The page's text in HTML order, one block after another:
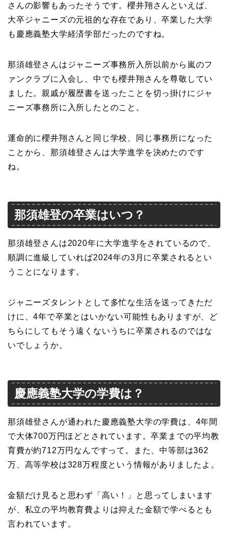
さんの影響もあったそうです。櫻井翔さんといえば、
大卒ジャニーズの元祖的な存在であり、卒業した大学
も慶應義塾大学経済学部だったのですね。
那須雄登さんはジャニーズ事務所入所以前から嵐のフ
ァンクラブに入会し、中でも櫻井翔さんを尊敬してい
ました。親戚が履歴書を送ったことを切っ掛けにジャ
ニーズ事務所に入所したとのこと。
運命的に櫻井翔さんと同じ学校、同じ事務所になった
ことから、那須雄登さんは大学進学を決めたのです
ね。
那須雄登の卒業はいつ？
那須雄登さんは2020年に大学進学をされているので、
順調に進級していれば2024年の3月に卒業されるとい
うことになります。
ジャニーズタレントとして多忙な生活を送ってきただ
けに、4年で卒業とはいかない可能性もありますが、ど
ちらにしてもそう遠くないうちに卒業されるのではな
いでしょうか。
慶應義塾大学の学費は？
那須雄登さんが通われた慶應義塾大学の学費は、4年間
で大体700万円ほどとされています。卒業までの平均教
育費が約712万円なんですって。また、中等部は362
万、高等学校は328万程度という情報がありましたよ。
金額だけ見ると思わず「高い！」と思ってしまいます
が、私立の平均教育費よりは抑えた金額で学べるとも
言われています。